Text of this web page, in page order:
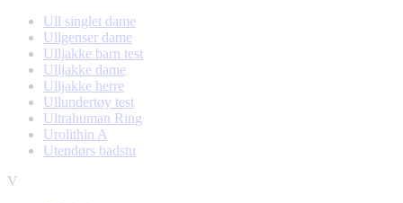
Ull singlet dame
Ullgenser dame
Ulljakke barn test
Ulljakke dame
Ulljakke herre
Ullundertøy test
Ultrahuman Ring
Urolithin A
Utendørs badstu
V